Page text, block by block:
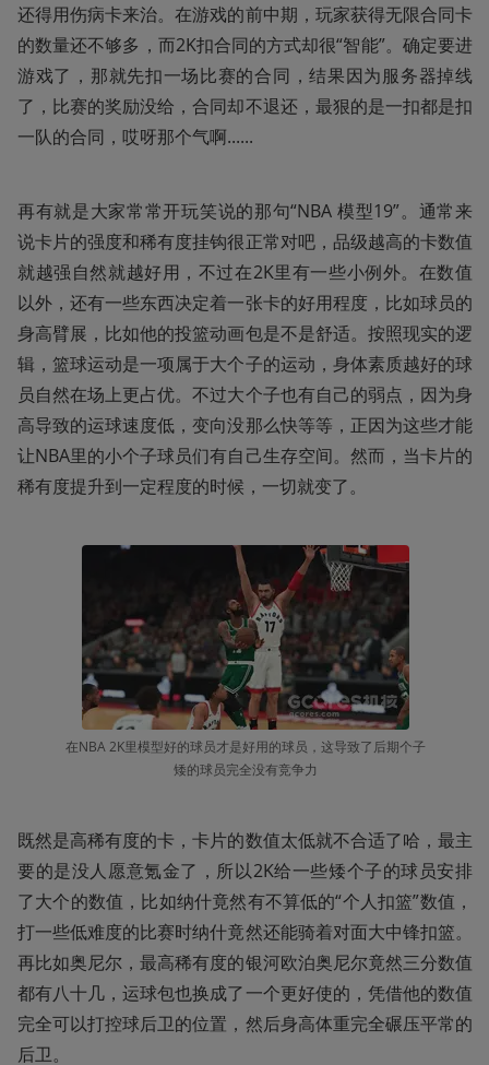
还得用伤病卡来治。在游戏的前中期，玩家获得无限合同卡
的数量还不够多，而2K扣合同的方式却很“智能”。确定要进
游戏了，那就先扣一场比赛的合同，结果因为服务器掉线
了，比赛的奖励没给，合同却不退还，最狠的是一扣都是扣
一队的合同，哎呀那个气啊......
再有就是大家常常开玩笑说的那句“NBA 模型19”。通常来
说卡片的强度和稀有度挂钩很正常对吧，品级越高的卡数值
就越强自然就越好用，不过在2K里有一些小例外。在数值
以外，还有一些东西决定着一张卡的好用程度，比如球员的
身高臂展，比如他的投篮动画包是不是舒适。按照现实的逻
辑，篮球运动是一项属于大个子的运动，身体素质越好的球
员自然在场上更占优。不过大个子也有自己的弱点，因为身
高导致的运球速度低，变向没那么快等等，正因为这些才能
让NBA里的小个子球员们有自己生存空间。然而，当卡片的
稀有度提升到一定程度的时候，一切就变了。
在NBA 2K里模型好的球员才是好用的球员，这导致了后期个子
矮的球员完全没有竞争力
既然是高稀有度的卡，卡片的数值太低就不合适了哈，最主
要的是没人愿意氪金了，所以2K给一些矮个子的球员安排
了大个的数值，比如纳什竟然有不算低的“个人扣篮”数值，
打一些低难度的比赛时纳什竟然还能骑着对面大中锋扣篮。
再比如奥尼尔，最高稀有度的银河欧泊奥尼尔竟然三分数值
都有八十几，运球包也换成了一个更好使的，凭借他的数值
完全可以打控球后卫的位置，然后身高体重完全碾压平常的
后卫。